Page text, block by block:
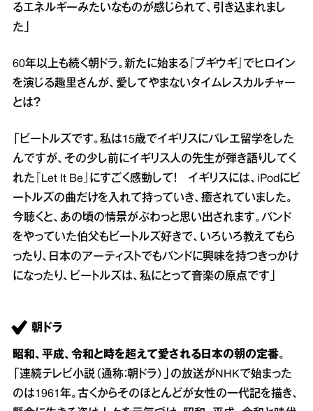
るエネルギーみたいなものが感じられて、引き込まれまし
た」
60年以上も続く朝ドラ。新たに始まる『ブギウギ』でヒロイン
を演じる趣里さんが、愛してやまないタイムレスカルチャー
とは？
「ビートルズです。私は15歳でイギリスにバレエ留学をした
んですが、その少し前にイギリス人の先生が弾き語りしてく
れた『Let It Be』にすごく感動して！ イギリスには、iPodにビ
ートルズの曲だけを入れて持っていき、癒されていました。
今聴くと、あの頃の情景がぶわっと思い出されます。バンド
をやっていた伯父もビートルズ好きで、いろいろ教えてもら
ったり、日本のアーティストでもバンドに興味を持つきっかけ
になったり、ビートルズは、私にとって音楽の原点です」
朝ドラ
昭和、平成、令和と時を超えて愛される日本の朝の定番。
「連続テレビ小説（通称：朝ドラ）」の放送がNHKで始まった
のは1961年。古くからそのほとんどが女性の一代記を描き、